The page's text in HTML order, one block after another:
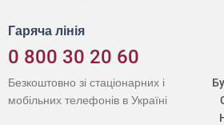
Гаряча лінія
0 800 30 20 60
Безкоштовно зі стаціонарних і
мобільних телефонів в Україні